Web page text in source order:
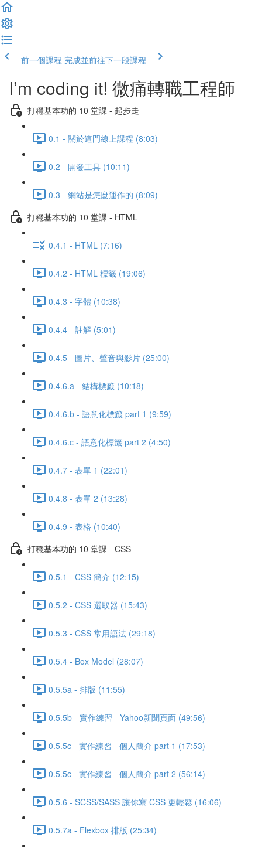
前一個課程 完成並前往下一段課程
I’m coding it! 微痛轉職工程師
打穩基本功的 10 堂課 - 起步走
0.1 - 關於這門線上課程 (8:03)
0.2 - 開發工具 (10:11)
0.3 - 網站是怎麼運作的 (8:09)
打穩基本功的 10 堂課 - HTML
0.4.1 - HTML (7:16)
0.4.2 - HTML 標籤 (19:06)
0.4.3 - 字體 (10:38)
0.4.4 - 註解 (5:01)
0.4.5 - 圖片、聲音與影片 (25:00)
0.4.6.a - 結構標籤 (10:18)
0.4.6.b - 語意化標籤 part 1 (9:59)
0.4.6.c - 語意化標籤 part 2 (4:50)
0.4.7 - 表單 1 (22:01)
0.4.8 - 表單 2 (13:28)
0.4.9 - 表格 (10:40)
打穩基本功的 10 堂課 - CSS
0.5.1 - CSS 簡介 (12:15)
0.5.2 - CSS 選取器 (15:43)
0.5.3 - CSS 常用語法 (29:18)
0.5.4 - Box Model (28:07)
0.5.5a - 排版 (11:55)
0.5.5b - 實作練習 - Yahoo新聞頁面 (49:56)
0.5.5c - 實作練習 - 個人簡介 part 1 (17:53)
0.5.5c - 實作練習 - 個人簡介 part 2 (56:14)
0.5.6 - SCSS/SASS 讓你寫 CSS 更輕鬆 (16:06)
0.5.7a - Flexbox 排版 (25:34)